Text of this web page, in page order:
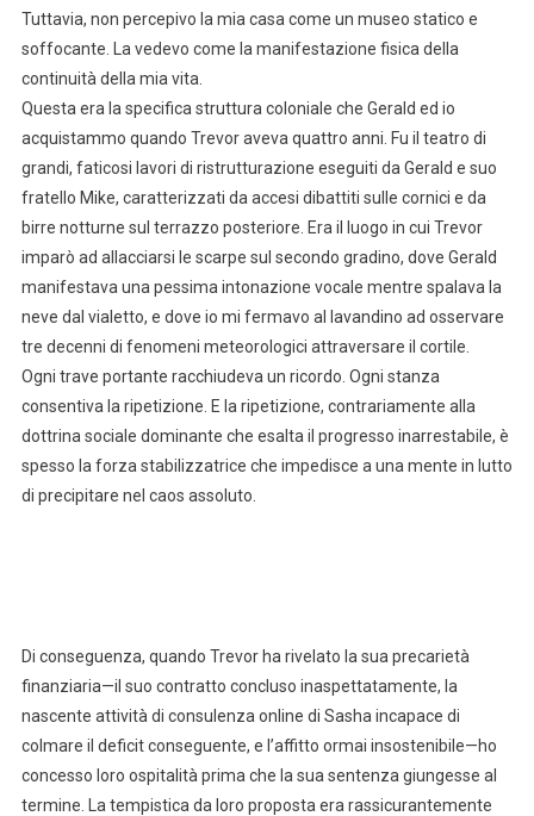
Tuttavia, non percepivo la mia casa come un museo statico e
soffocante. La vedevo come la manifestazione fisica della
continuità della mia vita.
Questa era la specifica struttura coloniale che Gerald ed io
acquistammo quando Trevor aveva quattro anni. Fu il teatro di
grandi, faticosi lavori di ristrutturazione eseguiti da Gerald e suo
fratello Mike, caratterizzati da accesi dibattiti sulle cornici e da
birre notturne sul terrazzo posteriore. Era il luogo in cui Trevor
imparò ad allacciarsi le scarpe sul secondo gradino, dove Gerald
manifestava una pessima intonazione vocale mentre spalava la
neve dal vialetto, e dove io mi fermavo al lavandino ad osservare
tre decenni di fenomeni meteorologici attraversare il cortile.
Ogni trave portante racchiudeva un ricordo. Ogni stanza
consentiva la ripetizione. E la ripetizione, contrariamente alla
dottrina sociale dominante che esalta il progresso inarrestabile, è
spesso la forza stabilizzatrice che impedisce a una mente in lutto
di precipitare nel caos assoluto.
Di conseguenza, quando Trevor ha rivelato la sua precarietà
finanziaria—il suo contratto concluso inaspettatamente, la
nascente attività di consulenza online di Sasha incapace di
colmare il deficit conseguente, e l’affitto ormai insostenibile—ho
concesso loro ospitalità prima che la sua sentenza giungesse al
termine. La tempistica da loro proposta era rassicurantemente